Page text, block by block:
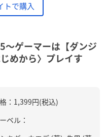
トで購入
〜ゲーマーは【ダンジ
めから〉プレイす
：1,399円(税込)
ベル：